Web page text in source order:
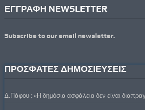
ΕΓΓΡΑΦΗ NEWSLETTER
Subscribe to our email newsletter.
ΠΡΟΣΦΑΤΕΣ ΔΗΜΟΣΙΕΥΣΕΙΣ
Δ.Πάφου : «Η δημόσια ασφάλεια δεν είναι